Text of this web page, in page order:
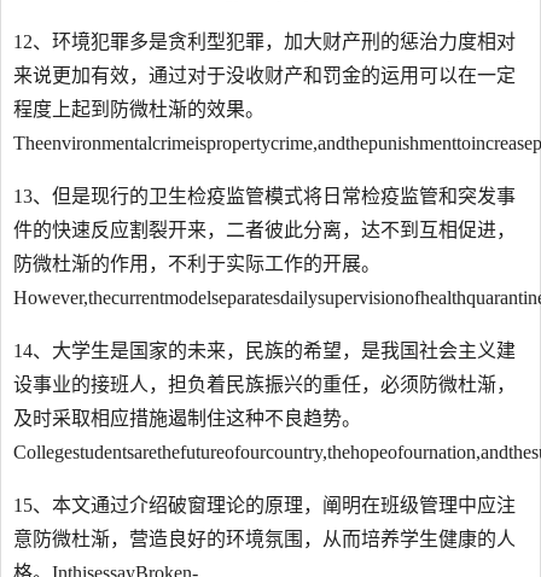
12、环境犯罪多是贪利型犯罪，加大财产刑的惩治力度相对
来说更加有效，通过对于没收财产和罚金的运用可以在一定
程度上起到防微杜渐的效果。
13、但是现行的卫生检疫监管模式将日常检疫监管和突发事
件的快速反应割裂开来，二者彼此分离，达不到互相促进，
防微杜渐的作用，不利于实际工作的开展。
14、大学生是国家的未来，民族的希望，是我国社会主义建
设事业的接班人，担负着民族振兴的重任，必须防微杜渐，
及时采取相应措施遏制住这种不良趋势。
15、本文通过介绍破窗理论的原理，阐明在班级管理中应注
意防微杜渐，营造良好的环境氛围，从而培养学生健康的人
格。InthisessayBroken-